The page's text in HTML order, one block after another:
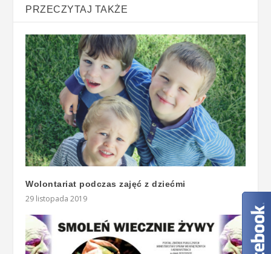
PRZECZYTAJ TAKŻE
Wolontariat podczas zajęć z dziećmi
29 listopada 2019